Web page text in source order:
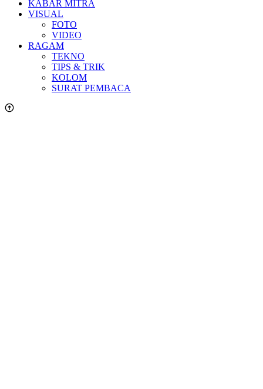
KABAR MITRA
VISUAL
FOTO
VIDEO
RAGAM
TEKNO
TIPS & TRIK
KOLOM
SURAT PEMBACA